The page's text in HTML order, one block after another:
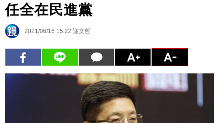
任全在民進黨
2021/06/16 15:22 謝文哲